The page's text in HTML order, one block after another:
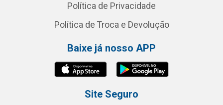
Política de Privacidade
Política de Troca e Devolução
Baixe já nosso APP
Site Seguro